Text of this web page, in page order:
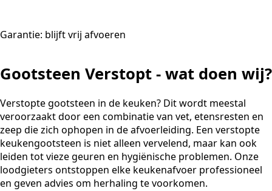
Garantie: blijft vrij afvoeren
Gootsteen Verstopt - wat doen wij?
Verstopte gootsteen in de keuken? Dit wordt meestal
veroorzaakt door een combinatie van vet, etensresten en
zeep die zich ophopen in de afvoerleiding. Een verstopte
keukengootsteen is niet alleen vervelend, maar kan ook
leiden tot vieze geuren en hygiënische problemen. Onze
loodgieters ontstoppen elke keukenafvoer professioneel
en geven advies om herhaling te voorkomen.